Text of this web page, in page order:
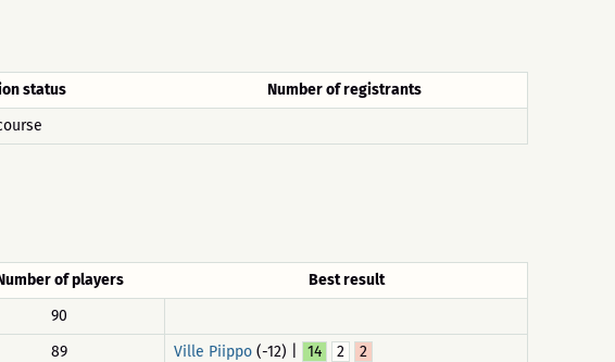
status
Number of registrants
of players
Best result
90
89 Ville Piippo (-12) | 14 2
2